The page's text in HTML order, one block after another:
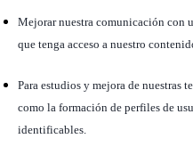
Mejorar nuestra comunicación con
que tenga acceso a nuestro
Para estudios y mejora de nuestras
como la formación de perfiles de
identificables.